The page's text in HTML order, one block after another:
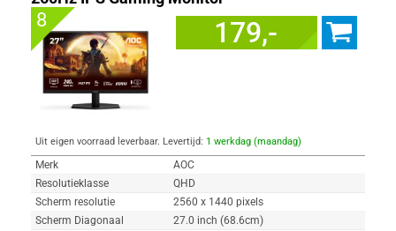
8 179,-
Uit eigen voorraad leverbaar. Levertijd: 1 werkdag (maandag)
Merk
AOC
Resolutieklasse
QHD
Scherm resolutie
2560 x 1440 pixels
Scherm Diagonaal
27.0 inch (68.6cm)